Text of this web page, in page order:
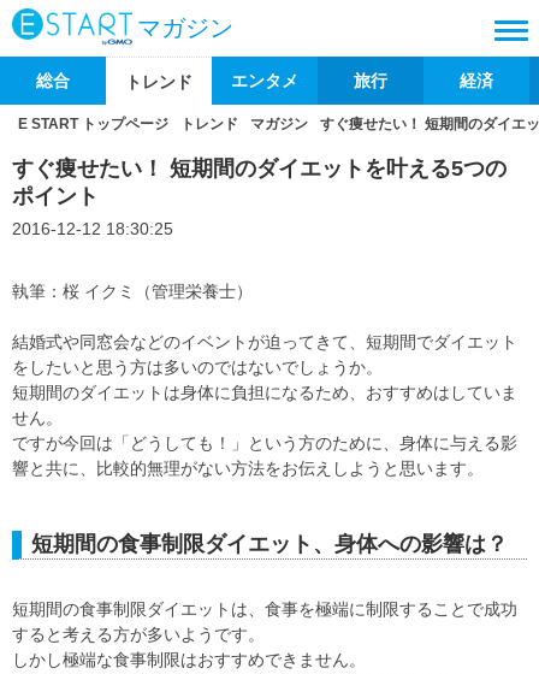
マガジン
総合 トレンド エンタメ 旅行 経済
E START トップページ トレンド マガジン すぐ痩せたい！ 短期間のダイエ
すぐ痩せたい！ 短期間のダイエットを叶える5つの
ポイント
2016-12-12 18:30:25
執筆：桜 イクミ（管理栄養士）
結婚式や同窓会などのイベントが迫ってきて、短期間でダイエット
をしたいと思う方は多いのではないでしょうか。
短期間のダイエットは身体に負担になるため、おすすめはしていま
せん。
ですが今回は「どうしても！」という方のために、身体に与える影
響と共に、比較的無理がない方法をお伝えしようと思います。
短期間の食事制限ダイエット、身体への影響は？
短期間の食事制限ダイエットは、食事を極端に制限することで成功
すると考える方が多いようです。
しかし極端な食事制限はおすすめできません。